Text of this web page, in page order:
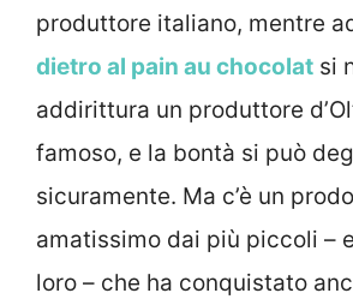
produttore italiano, mentre
dietro al pain au chocolat si
addirittura un produttore
famoso, e la bontà si può
sicuramente. Ma c’è un
amatissimo dai più piccoli –
loro – che ha conquistato